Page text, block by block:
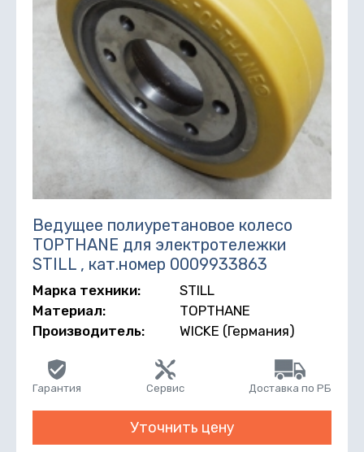
Ведущее полиуретановое колесо
TOPTHANE для электротележки
STILL , кат.номер 0009933863
Марка техники:
STILL
Материал:
TOPTHANE
Производитель:
WICKE (Германия)
Гарантия Сервис Доставка по РБ
Уточнить цену